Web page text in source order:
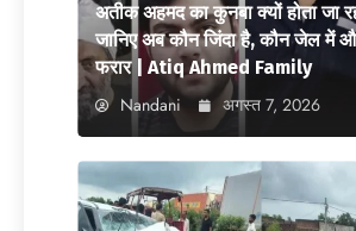
अतीक अहमद का कुनबा क्यों होता जा
जानिए अब कौन जिंदा है, कौन जेल में
फरार | Atiq Ahmed Family
Nandani अगस्त 7, 2026